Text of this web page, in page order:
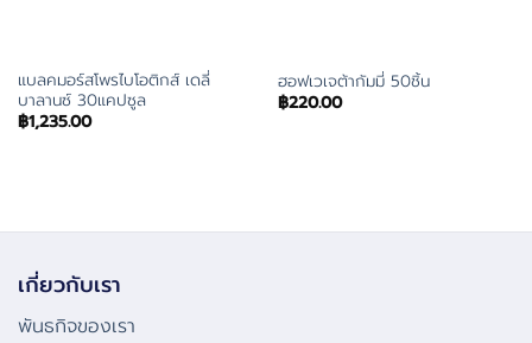
แบลคมอร์สโพรไบโอติกส์ เดลี่
บาลานซ์ 30แคปซูล
฿1,235.00
ฮอฟเวเจต้ากัมมี่ 50ชิ้น
฿220.00
เกี่ยวกับเรา
พันธกิจของเรา